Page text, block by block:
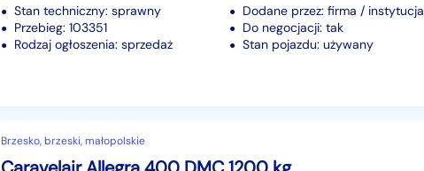
Stan techniczny: sprawny
Przebieg: 103351
Rodzaj ogłoszenia: sprzedaż
Dodane przez: firma / instytucja
Do negocjacji: tak
Stan pojazdu: używany
Brzesko, brzeski, małopolskie